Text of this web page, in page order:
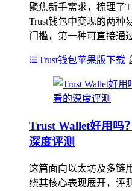
聚焦新手需求，梳理了
Trust钱包中变现的两种
门槛，第一种可直接通
Trust钱包苹果版下载
Trust Wallet好用吗
深度评测
这篇面向以太坊及多链
绕其核心表现展开，评